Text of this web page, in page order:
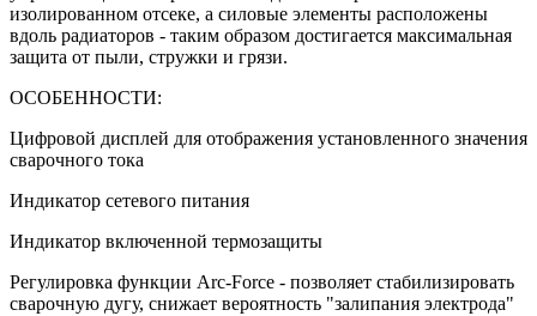
изолированном отсеке, а силовые элементы расположены
вдоль радиаторов - таким образом достигается максимальная
защита от пыли, стружки и грязи.
ОСОБЕННОСТИ:
Цифровой дисплей для отображения установленного значения
сварочного тока
Индикатор сетевого питания
Индикатор включенной термозащиты
Регулировка функции Arc-Force - позволяет стабилизировать
сварочную дугу, снижает вероятность "залипания электрода"